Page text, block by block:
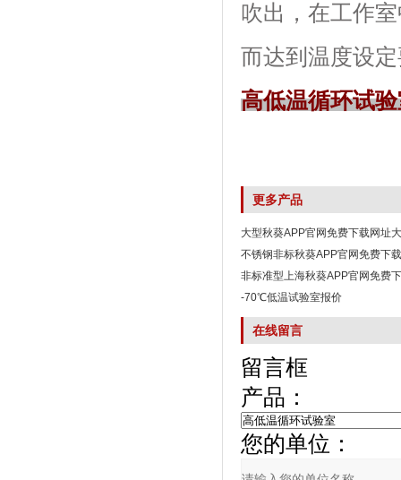
吹出，在工作
而达到温度设定要
高低温循环试
更多产品
大型秋葵APP官网免费下载网址
不锈钢非标秋葵APP官网免费下
非标准型上海秋葵APP官网免费
-70℃低温试验室报价
在线留言
留言框
产品：
您的单位：